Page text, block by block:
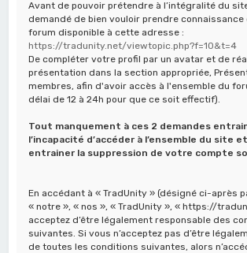
Avant de pouvoir prétendre à l’intégralité du
demandé de bien vouloir prendre
forum disponible à cette adresse :
https://tradunity.net/viewtopic.php?f=10&t=4
De compléter votre profil par un avatar et de
présentation dans la section appropriée,
membres, afin d'avoir accès à l'ensemble du
délai de 12 à 24h pour que ce soit effectif).
Tout manquement à ces 2 demandes
l’incapacité d’accéder à l’ensemble du site
entrainer la suppression de votre compte
En accédant à « TradUnity » (désigné ci-après
« notre », « nos », « TradUnity », « https://
acceptez d’être légalement responsable des
suivantes. Si vous n’acceptez pas d’être
de toutes les conditions suivantes, alors